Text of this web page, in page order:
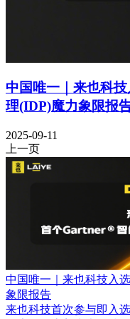
中国唯一｜来也科
理(IDP)魔力象限报
2025-09-11
上一页
中国唯一｜来也科技入
象限报告
来也科技首次参与即入